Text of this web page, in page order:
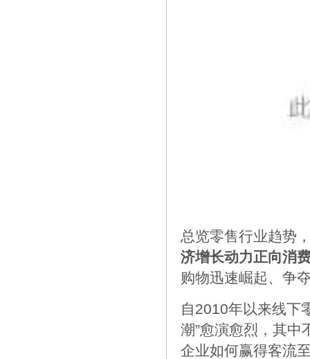
总览零售行业趋势
济增长动力正向消
购物迅速崛起、争
自2010年以来线下
潮”愈演愈烈，其中
企业如何赢得客流